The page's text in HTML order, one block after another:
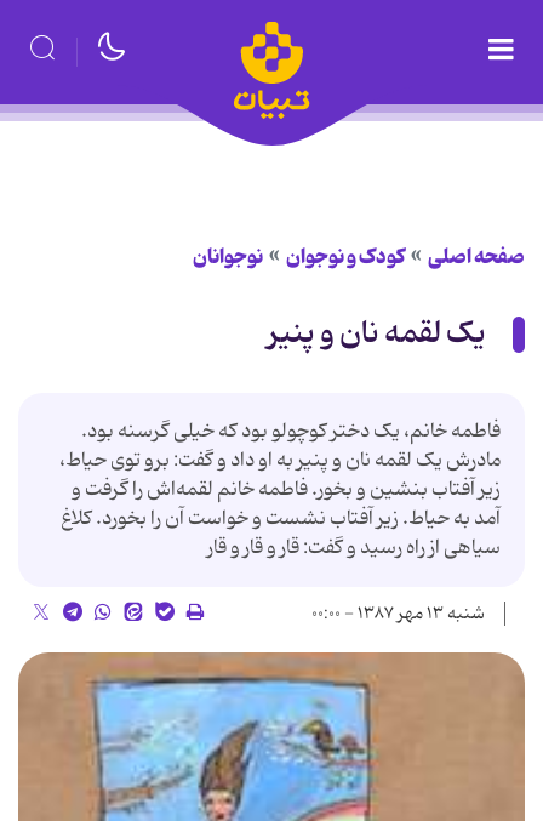
صفحه اصلی کودک و نوجوان نوجوانان
یک لقمه نان و پنیر
فاطمه خانم، یک دختر کوچولو بود که خیلی گرسنه بود.
مادرش یک لقمه نان و پنیر به او داد و گفت: برو توی حیاط،
زیر آفتاب بنشین و بخور. فاطمه خانم لقمه‌اش را گرفت و
آمد به حیاط. زیر آفتاب نشست و خواست آن را بخورد. کلاغ
سیاهی از راه رسید و گفت: قار و قار و قار
شنبه ۱۳ مهر ۱۳۸۷ - ۰۰:۰۰